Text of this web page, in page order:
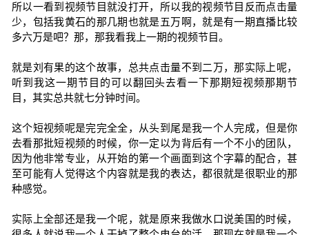
所以一看到视频节目就没打开，所以我的视频节目反而点击量
少，包括我黄石的那几期也就是五万啊，就是有一期直播比较
多六万是吧？那，那我看我上一期的视频节目。
就是刘有果的这个故事，总共点击量不到二万，那实际上呢，
听到我这一期节目的可以翻回头去看一下那期短视频那期节
目，其实总共就七分钟时间。
这个短视频呢是完完全全，从头到尾是我一个人完成，但是你
去看那批短视频的时候，你一定以为背后有一个不小的团队，
因为他非常专业，从开始的第一个画面到这个字幕的配合，甚
至可能有人觉得这个内容就是我的表达，都很就是很职业的那
种感觉。
实际上全部还是我一个呢，就是原来我做水口说美国的时候，